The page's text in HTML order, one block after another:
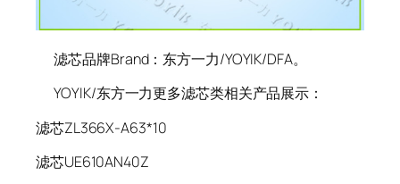
滤芯品牌Brand：东方一力/YOYIK/DFA。
YOYIK/东方一力更多滤芯类相关产品展示：
滤芯ZL366X-A63*10
滤芯UE610AN40Z